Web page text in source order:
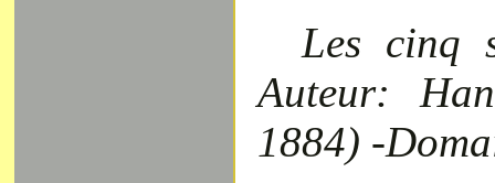
Les cinq
Auteur:
1884) -